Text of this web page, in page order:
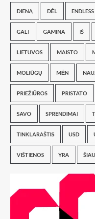
DIENĄ DĖL ENDLESS
GALI GAMINA IŠ
LIETUVOS MAISTO
MOLIŪGŲ MĖN
PRIEŽIŪROS PRISTATO
SAVO SPRENDIMAI
TINKLARAŠTIS USD
VIŠTIENOS YRA